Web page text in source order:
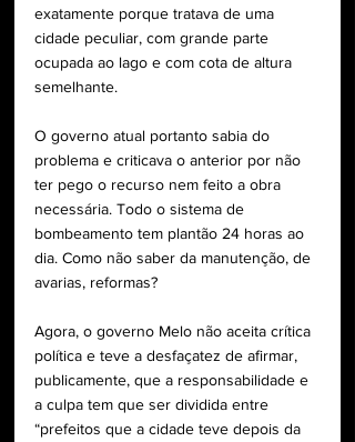
exatamente porque tratava de uma
cidade peculiar, com grande parte
ocupada ao lago e com cota de altura
semelhante.
O governo atual portanto sabia do
problema e criticava o anterior por não
ter pego o recurso nem feito a obra
necessária. Todo o sistema de
bombeamento tem plantão 24 horas ao
dia. Como não saber da manutenção, de
avarias, reformas?
Agora, o governo Melo não aceita crítica
política e teve a desfaçatez de afirmar,
publicamente, que a responsabilidade e
a culpa tem que ser dividida entre
“prefeitos que a cidade teve depois da